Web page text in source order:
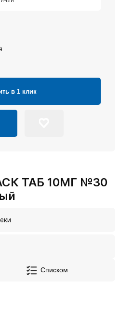
в 1 клик
ТАБ 10МГ №30
Списком